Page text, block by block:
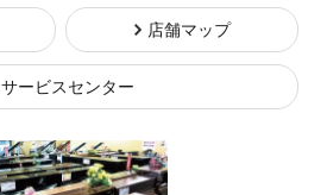
店舗マップ
サービスセンター